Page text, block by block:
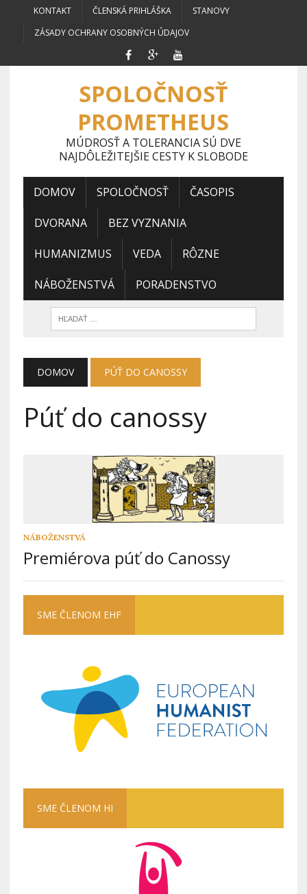
KONTAKT ČLENSKÁ PRIHLÁŠKA
STANOVY
ZÁSADY OCHRANY OSOBNÝCH ÚDAJOV
SPOLOČNOSŤ
PROMETHEUS
MÚDROSŤ A TOLERANCIA SÚ DVE
NAJDÔLEŽITEJŠIE CESTY K SLOBODE
DOMOV SPOLOČNOSŤ ČASOPIS
DVORANA BEZ VYZNANIA
HUMANIZMUS VEDA RÔZNE
NÁBOŽENSTVÁ PORADENSTVO
DOMOV PÚŤ DO CANOSSY
Púť do canossy
NÁBOŽENSTVÁ
Premiérova púť do Canossy
SME ČLENOM EHF
SME ČLENOM HI